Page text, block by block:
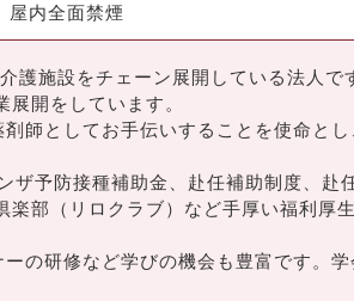
屋内全面禁煙
護施設をチェーン展開している法人で
開をしています。
師としてお手伝いすることを使命と
ザ予防接種補助金、赴任補助制度、赴
部（リロクラブ）など手厚い福利厚
の研修など学びの機会も豊富です。